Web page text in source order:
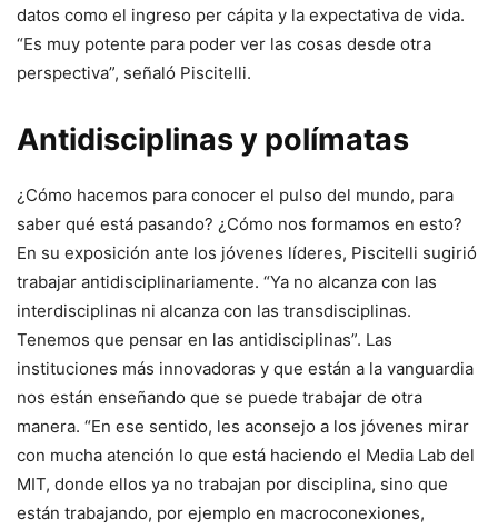
datos como el ingreso per cápita y la expectativa de vida.
“Es muy potente para poder ver las cosas desde otra
perspectiva”, señaló Piscitelli.
Antidisciplinas y polímatas
¿Cómo hacemos para conocer el pulso del mundo, para
saber qué está pasando? ¿Cómo nos formamos en esto?
En su exposición ante los jóvenes líderes, Piscitelli sugirió
trabajar antidisciplinariamente. “Ya no alcanza con las
interdisciplinas ni alcanza con las transdisciplinas.
Tenemos que pensar en las antidisciplinas”. Las
instituciones más innovadoras y que están a la vanguardia
nos están enseñando que se puede trabajar de otra
manera. “En ese sentido, les aconsejo a los jóvenes mirar
con mucha atención lo que está haciendo el Media Lab del
MIT, donde ellos ya no trabajan por disciplina, sino que
están trabajando, por ejemplo en macroconexiones,